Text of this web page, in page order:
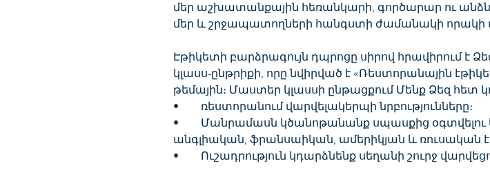
մեր աշխատանքային հեռանկարի, գործարար ու
մեր և շրջապատողների հանգստի ժամանակի որակի
Էթիկետի բարձրագույն դպրոցը սիրով հրավիրում է
կլասս-ընթրիքի, որը նվիրված է «Ռեստորանային
թեմային։ Մաստեր կլասսի ընթացքում Մենք Ձեզ հետ
•	ռեստորանում վարվելակերպի նրբությունները։
•	Մանրամասն կծանոթանանք սպասքից օգտվելու կանոններին։ Ուշադրություն կդարձնենք
անգլիական, ֆրանսաիկան, ամերիկյան և ռուսական
•	Ուշադրություն կդարձնենք սեղանի շուրջ